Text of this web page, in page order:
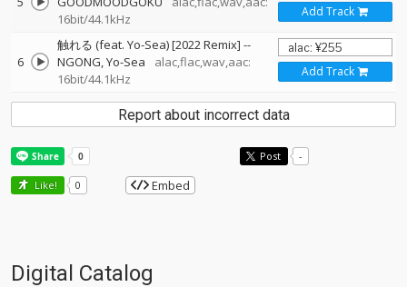
16bit/44.1kHz
Add Track
6
触れる (feat. Yo-Sea) [2022 Remix] --
NGONG Yo-Sea
alac,flac,wav,aac:
16bit/44.1kHz
Add Track
Report about incorrect data
Post -
Like! 0 Embed
Digital Catalog